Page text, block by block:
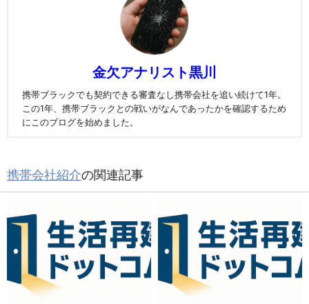
金欠アナリスト黒川
携帯ブラックでも契約できる審査なし携帯会社を追い続けて1年。
この1年、携帯ブラックとの戦いがなんであったかを確認するため
にこのブログを始めました。
携帯会社紹介の関連記事